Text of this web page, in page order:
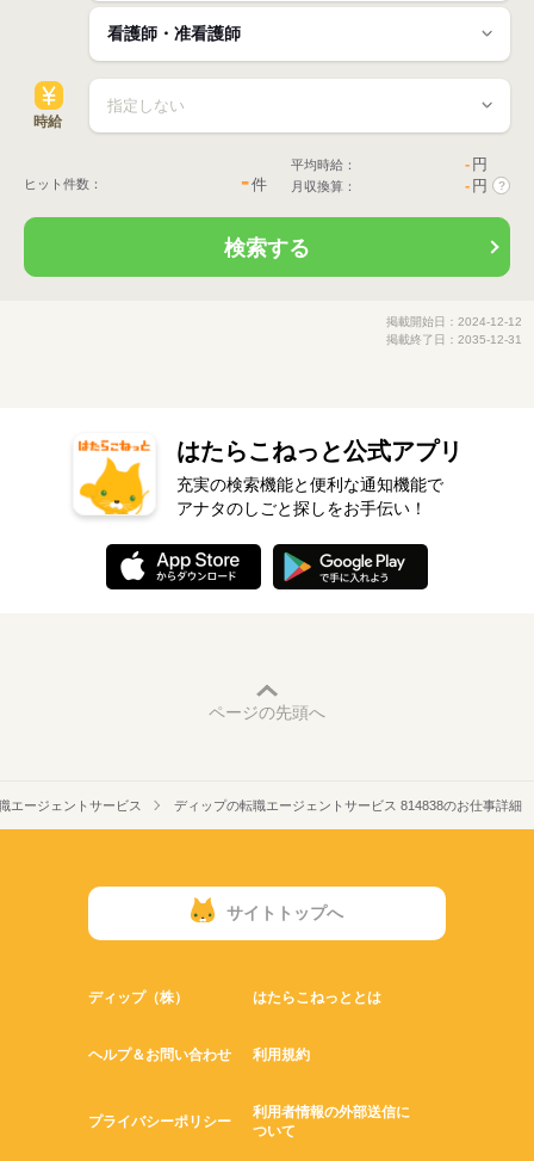
時給
ヒット件数： -件
平均時給： - 円
月収換算： - 円 ?
検索する
掲載開始日：2024-12-12
掲載終了日：2035-12-31
はたらこねっと公式アプリ
充実の検索機能と便利な通知機能で
アナタのしごと探しをお手伝い！
ページの先頭へ
エージェントサービス ディップの転職エージェントサービス 814838のお仕事詳細
サイトトップへ
ディップ（株） はたらこねっととは
ヘルプ＆お問い合わせ 利用規約
プライバシーポリシー
利用者情報の外部送信に
ついて